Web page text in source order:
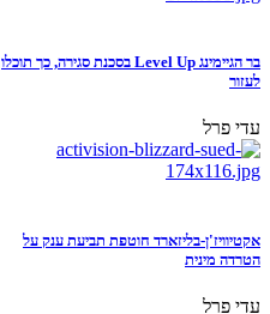
בר הגיימינג Level Up בסכנת סגירה, כך תוכלו
לעזור
עדי פרל
אקטיוויז'ן-בליזארד חוטפת תביעת ענק על
הטרדה מינית
עדי פרל